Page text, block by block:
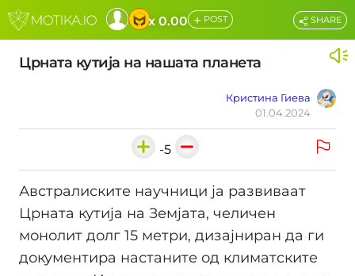
x 0.00 + POST
Црната кутија на нашата планета
Кристина Гиева
01.04.2024
SHARE
-5
Австралиските научници ја развиваат
Црната кутија на Земјата, челичен
монолит долг 15 метри, дизајниран да ги
документира настаните од климатските